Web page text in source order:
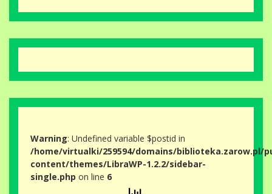
Warning: Undefined variable $postid in
/home/virtualki/259594/domains/biblioteka.zarow.pl/
content/themes/LibraWP-1.2.2/sidebar-
single.php on line 6